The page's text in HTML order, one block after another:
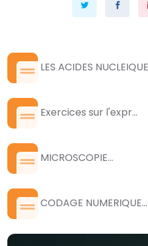
LES ACIDES
Exercices sur l'expr...
MICROSCOPIE...
CODAGE NUMERIQUE...